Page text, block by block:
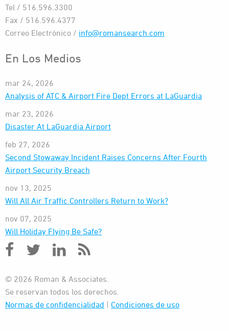
Tel / 516.596.3300
Fax / 516.596.4377
Correo Electrónico / info@romansearch.com
En Los Medios
mar 24, 2026
Analysis of ATC & Airport Fire Dept Errors at LaGuardia
mar 23, 2026
Disaster At LaGuardia Airport
feb 27, 2026
Second Stowaway Incident Raises Concerns After Fourth
Airport Security Breach
nov 13, 2025
Will All Air Traffic Controllers Return to Work?
nov 07, 2025
Will Holiday Flying Be Safe?
© 2026 Roman & Associates.
Se reservan todos los derechos.
Normas de confidencialidad
Condiciones de uso